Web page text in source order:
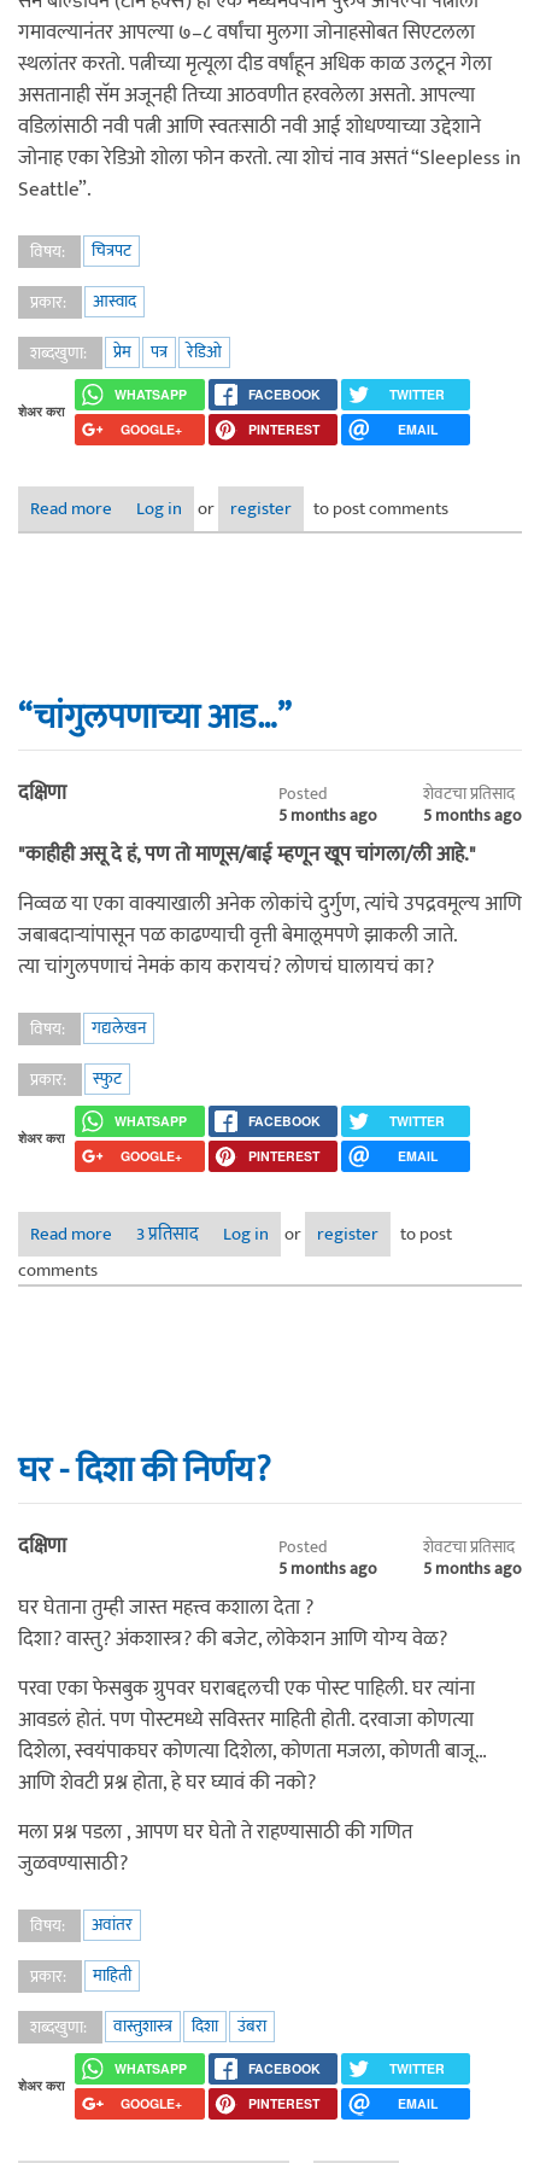
गमावल्यानंतर आपल्या ७–८ वर्षांचा मुलगा जोनाहसोबत सिएटलला
स्थलांतर करतो. पत्नीच्या मृत्यूला दीड वर्षांहून अधिक काळ उलटून गेला
असतानाही सॅम अजूनही तिच्या आठवणीत हरवलेला असतो. आपल्या
वडिलांसाठी नवी पत्नी आणि स्वतःसाठी नवी आई शोधण्याच्या उद्देशाने
जोनाह एका रेडिओ शोला फोन करतो. त्या शोचं नाव असतं “Sleepless in
Seattle”.
विषय:
चित्रपट
प्रकार:
आस्वाद
शब्दखुणा:
प्रेम पत्र रेडिओ
शेअर करा
WHATSAPP FACEBOOK
TWITTER
GOOGLE+
PINTEREST EMAIL
Read more about "Sleepless In Seattle"
Log in or register to post comments
“चांगुलपणाच्या आड…”
दक्षिणा Posted
5 months ago
शेवटचा प्रतिसाद
5 months ago
"काहीही असू दे हं, पण तो माणूस/बाई म्हणून खूप चांगला/ली आहे."
निव्वळ या एका वाक्याखाली अनेक लोकांचे दुर्गुण, त्यांचे उपद्रवमूल्य आणि
जबाबदाऱ्यांपासून पळ काढण्याची वृत्ती बेमालूमपणे झाकली जाते.
त्या चांगुलपणाचं नेमकं काय करायचं? लोणचं घालायचं का?
विषय:
गद्यलेखन
प्रकार:
स्फुट
शेअर करा
WHATSAPP FACEBOOK
TWITTER
GOOGLE+
PINTEREST EMAIL
Read more about “चांगुलपणाच्या आड…”
3 प्रतिसाद Log in or register
to post
comments
घर - दिशा की निर्णय?
दक्षिणा Posted
5 months ago
शेवटचा प्रतिसाद
5 months ago
घर घेताना तुम्ही जास्त महत्त्व कशाला देता ?
दिशा? वास्तु? अंकशास्त्र? की बजेट, लोकेशन आणि योग्य वेळ?
परवा एका फेसबुक ग्रुपवर घराबद्दलची एक पोस्ट पाहिली. घर त्यांना
आवडलं होतं. पण पोस्टमध्ये सविस्तर माहिती होती. दरवाजा कोणत्या
दिशेला, स्वयंपाकघर कोणत्या दिशेला, कोणता मजला, कोणती बाजू…
आणि शेवटी प्रश्न होता, हे घर घ्यावं की नको?
मला प्रश्न पडला , आपण घर घेतो ते राहण्यासाठी की गणित
जुळवण्यासाठी?
विषय:
अवांतर
प्रकार:
माहिती
शब्दखुणा:
वास्तुशास्त्र दिशा उंबरा
शेअर करा
WHATSAPP FACEBOOK
TWITTER
GOOGLE+
PINTEREST EMAIL